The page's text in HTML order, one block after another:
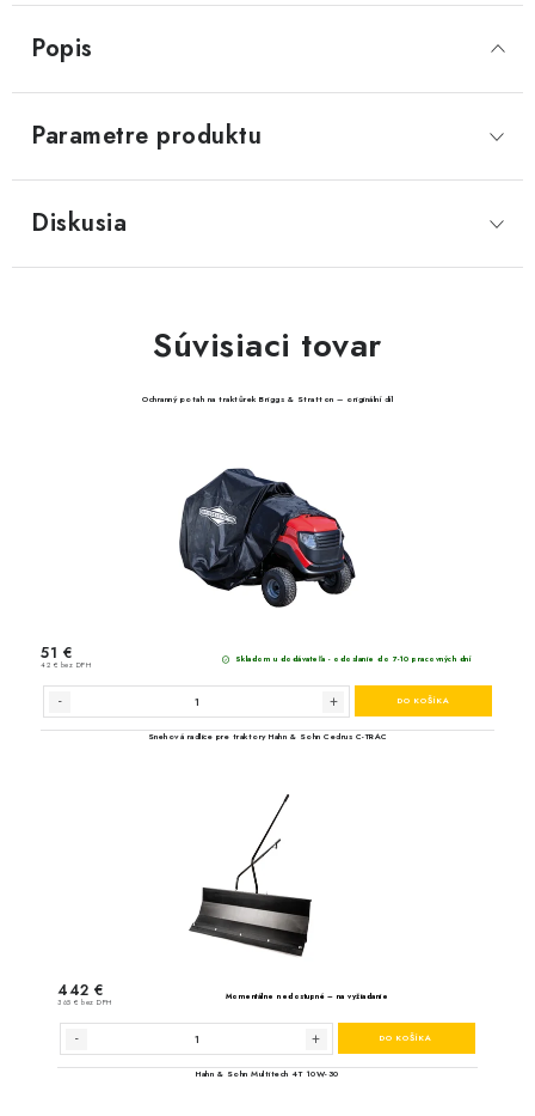
Popis
Parametre produktu
Diskusia
Súvisiaci tovar